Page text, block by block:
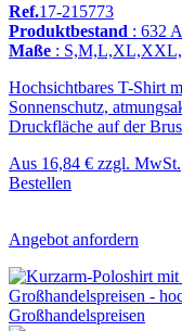
Ref.17-215773
Produktbestand : 632
Maße :
Hochsichtbares T-Shirt
Sonnenschutz,
Druckfläche auf der
Aus 16,84 € zzgl. MwSt.
Bestellen
Angebot anfordern